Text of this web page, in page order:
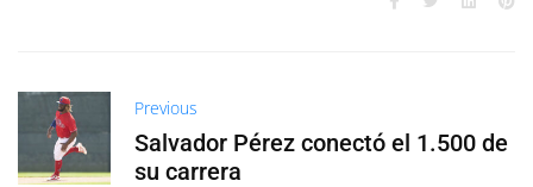
Previous
Salvador Pérez conectó el 1.500 de
su carrera